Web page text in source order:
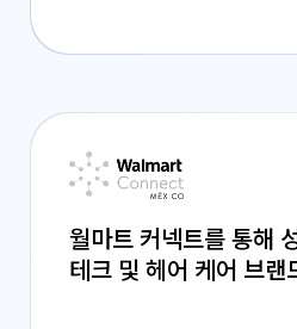
월마트 커넥트를 통해
테크 및 헤어 케어 브랜